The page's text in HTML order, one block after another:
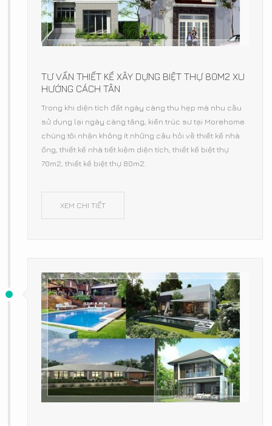
TƯ VẤN THIẾT KẾ XÂY DỰNG BIỆT THỰ 80M2 XU
HƯỚNG CÁCH TÂN
Trong khi diện tích đất ngày càng thu hẹp mà nhu cầu
sử dụng lại ngày càng tăng, kiến trúc sư tại Morehome
chúng tôi nhận không ít những câu hỏi về thiết kế nhà
ống, thiết kế nhà tiết kiệm diện tích, thiết kế biệt thự
70m2, thiết kế biệt thự 80m2.
XEM CHI TIẾT